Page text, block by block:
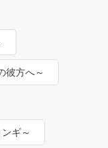
彼方へ～
ギ～